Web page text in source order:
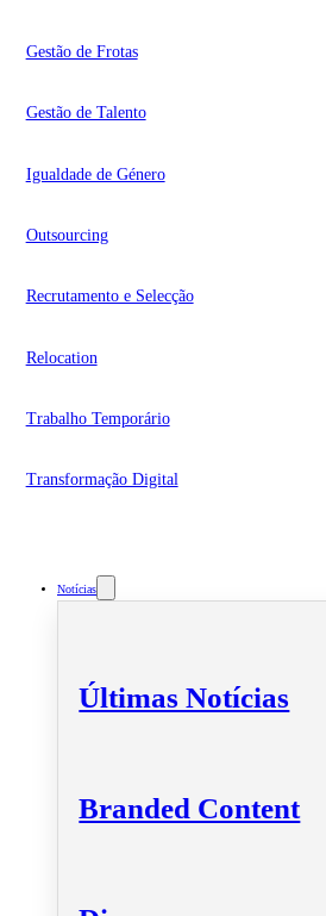
Gestão de Frotas
Gestão de Talento
Igualdade de Género
Outsourcing
Recrutamento e Selecção
Relocation
Trabalho Temporário
Transformação Digital
Notícias
Últimas Notícias
Branded Content